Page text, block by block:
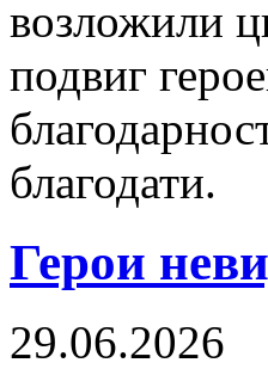
возложили
подвиг
благодати.
Герои
29.06.2026